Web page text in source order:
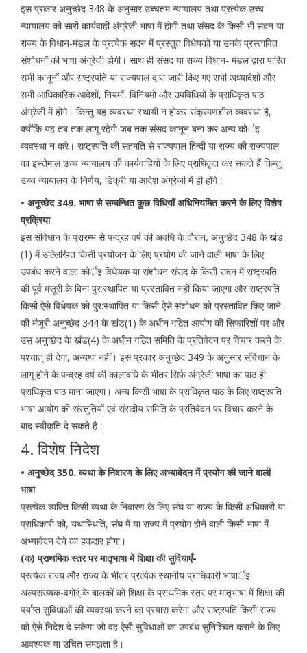
इस प्रकार अनुच्छेद 348 के अनुसार उच्चतम न्यायालय तथा प्रत्येक उच्च
न्यायालय की सारी कार्यवाही अंग्रेजी भाषा में होगी तथा संसद के किसी भी सदन या
राज्य के विधान-मंडल के प्रत्येक सदन में प्रस्तुत विधेयकों या उनके प्रस्तावित
संशोधनों की भाषा अंग्रेजी होगी। साथ ही संसद या राज्य विधान- मंडल द्वारा पारित
सभी कानूनों और राष्ट्रपति या राज्यपाल द्वारा जारी किए गए सभी अध्यादेशों और
सभी आधिकारिक आदेशों, नियमों, विनियमों और उपविधियों के प्राधिकृत पाठ
अंग्रेजी में होंगे। किन्तु यह व्यवस्था स्थायी न होकर संक्रमणशील व्यवस्था है,
क्योंकि यह तब तक लागू रहेगी जब तक संसद कानून बना कर अन्य कोर्इ
व्यवस्था न करे। राष्ट्रपति की सहमति से राज्यपाल हिन्दी या राज्य की राज्यपाल
का इस्तेमाल उच्च न्यायालय की कार्यवाहियों के लिए प्राधिकृत कर सकते हैं किन्तु
उच्च न्यायालय के निर्णय, डिक्री या आदेश अंग्रेजी में ही होंगे।
• अनुच्छेद 349. भाषा से सम्बन्धित कुछ विधियाँ अधिनियमित करने के लिए विशेष
प्रक्रिया
इस संविधान के प्रारम्भ से पन्द्रह वर्ष की अवधि के दौरान, अनुच्छेद 348 के खंड
(1) में उल्लिखित किसी प्रयोजन के लिए प्रयोग की जाने वाली भाषा के लिए
उपबंध करने वाला कोर्इ विधेयक या संशोधन संसद के किसी सदन में राष्ट्रपति
की पूर्व मंजूरी के बिना पुर:स्थापित या प्रस्तावित नहीं किया जाएगा और राष्ट्रपति
किसी ऐसे विधेयक को पुर:स्थापित या किसी ऐसे संशोधन को प्रस्तावित किए जाने
की मंजूरी अनुच्छेद 344 के खंड(1) के अधीन गठित आयोग की सिफारिशों पर और
उस अनुच्छेद के खंड(4) के अधीन गठित समिति के प्रतिवेदन पर विचार करने के
पश्चात् ही देगा, अन्यथा नहीं। इस प्रकार अनुच्छेद 349 के अनुसार संविधान के
लागू होने के पन्द्रह वर्ष की कालावधि के भीतर सिर्फ अंग्रेजी भाषा का पाठ ही
प्राधिकृत पाठ माना जाएगा। अन्य किसी भाषा के प्राधिकृत पाठ के लिए राष्ट्रपति
भाषा आयोग की संस्तुतियों एवं संसदीय समिति के प्रतिवेदन पर विचार करने के
बाद स्वीकृति दे सकते हैं।
4. विशेष निदेश
• अनुच्छेद 350. व्यथा के निवारण के लिए अभ्यावेदन में प्रयोग की जाने वाली
भाषा
प्रत्येक व्यक्ति किसी व्यथा के निवारण के लिए संघ या राज्य के किसी अधिकारी या
प्राधिकारी को, यथास्थिति, संघ में या राज्य में प्रयोग होने वाली किसी भाषा में
अभ्यावेदन देने का हकदार होगा।
(क) प्राथमिक स्तर पर मातृभाषा में शिक्षा की सुविधाएँ-
प्रत्येक राज्य और राज्य के भीतर प्रत्येक स्थानीय प्राधिकारी भाषार्इ
अल्पसंख्यक-वगोर्ं के बालकों को शिक्षा के प्राथमिक स्तर पर मातृभाषा में शिक्षा की
पर्याप्त सुविधाओं की व्यवस्था करने का प्रयास करेगा और राष्ट्रपति किसी राज्य
को ऐसे निदेश दे सकेगा जो वह ऐसी सुविधाओं का उपबंध सुनिश्चित कराने के लिए
आवश्यक या उचित समझता है।